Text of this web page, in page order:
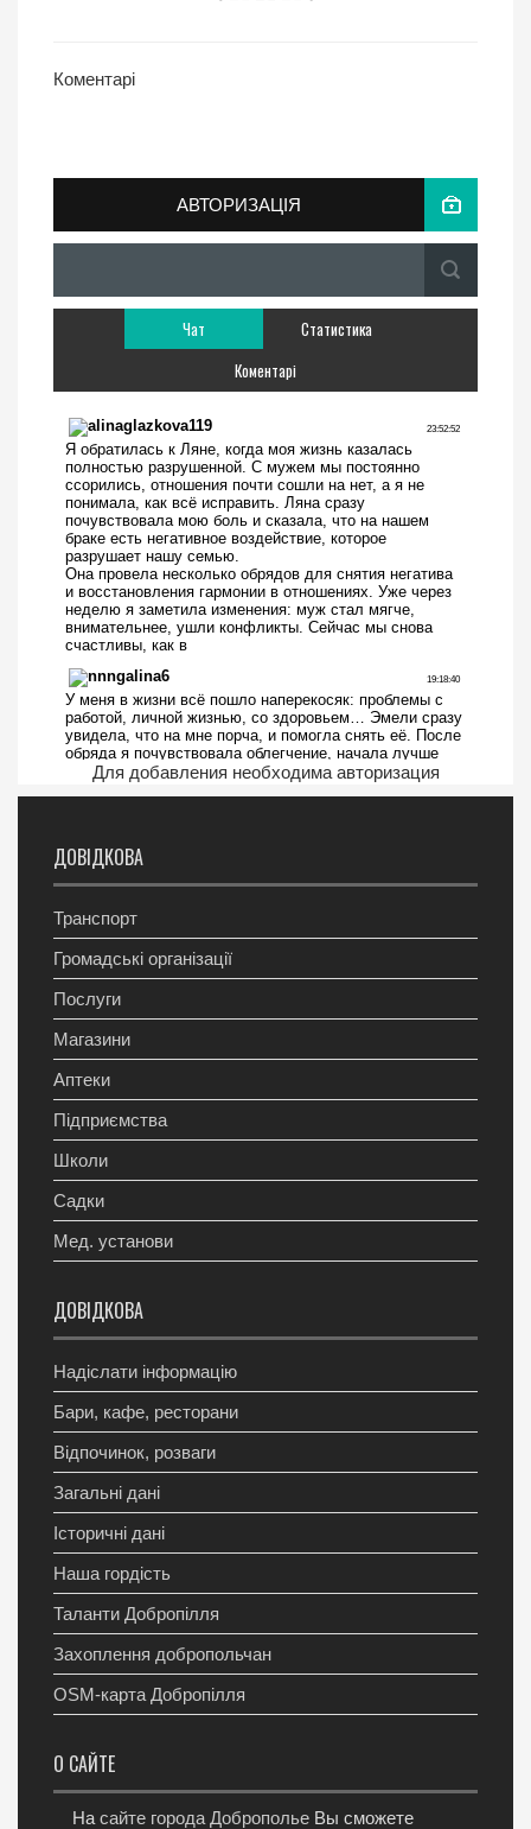
Коментарі
АВТОРИЗАЦІЯ
Чат
Статистика
Коментарі
Для добавления необходима авторизация
ДОВІДКОВА
Транспорт
Громадські організації
Послуги
Магазини
Аптеки
Підприємства
Школи
Садки
Мед. установи
ДОВІДКОВА
Надіслати інформацію
Бари, кафе, ресторани
Відпочинок, розваги
Загальні дані
Історичні дані
Наша гордість
Таланти Добропілля
Захоплення добропольчан
OSM-карта Добропілля
О САЙТЕ
На сайте города Доброполье Вы сможете